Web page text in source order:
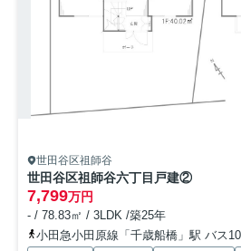
世田谷区祖師谷
世田谷区祖師谷六丁目戸建②
7,799万円
- / 78.83㎡ / 3LDK /築25年
小田急小田原線「千歳船橋」駅 バス10